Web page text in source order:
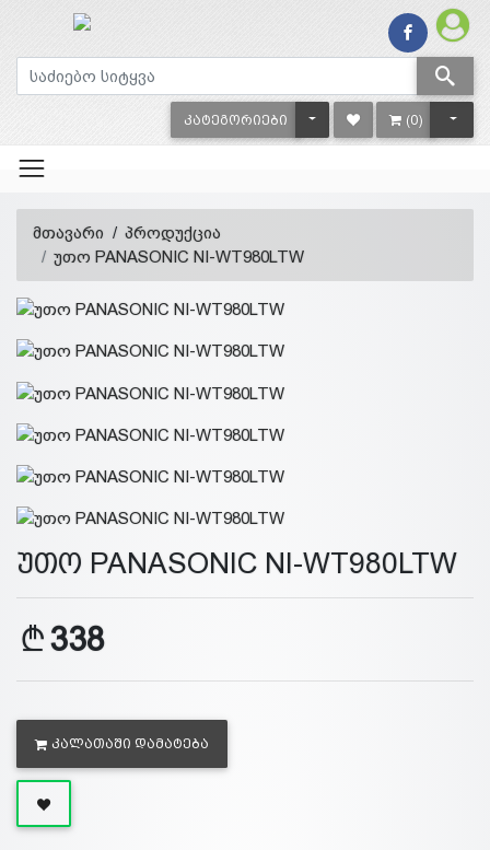
ᲙᲐᲢᲔᲒᲝᲠᲘᲔᲑᲘ TOGGLE DROPDOWN
(0)
მთავარი
პროდუქცია
უთო PANASONIC NI-WT980LTW
უთო PANASONIC NI-WT980LTW
338
ᲙᲐᲚᲐᲗᲐᲨᲘ ᲓᲐᲛᲐᲢᲔᲑᲐ